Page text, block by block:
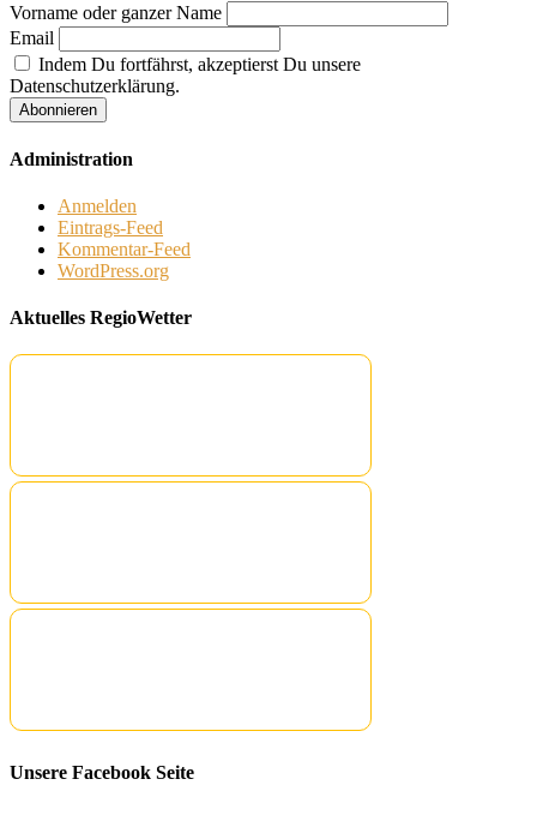
Vorname oder ganzer Name
Email
Indem Du fortfährst, akzeptierst Du unsere
Datenschutzerklärung.
Administration
Anmelden
Eintrags-Feed
Kommentar-Feed
WordPress.org
Aktuelles RegioWetter
Unsere Facebook Seite